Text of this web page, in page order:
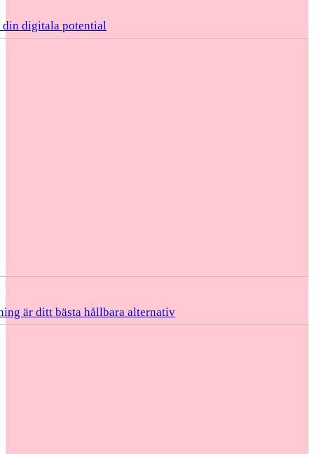
din digitala potential
är ditt bästa hållbara alternativ